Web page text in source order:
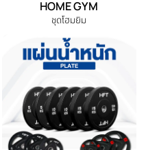
กำลังกายที่คุณต้องการ